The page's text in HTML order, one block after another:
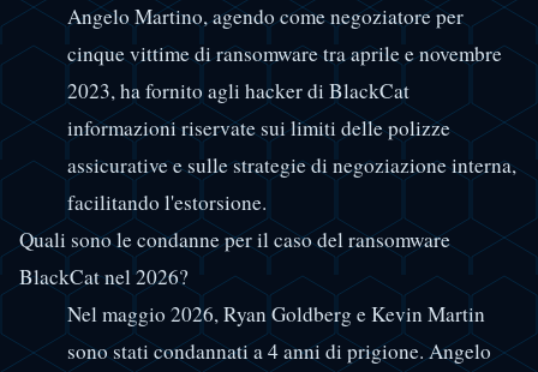
Angelo Martino, agendo come negoziatore per
cinque vittime di ransomware tra aprile e novembre
2023, ha fornito agli hacker di BlackCat
informazioni riservate sui limiti delle polizze
assicurative e sulle strategie di negoziazione interna,
facilitando l'estorsione.
Quali sono le condanne per il caso del ransomware
BlackCat nel 2026?
Nel maggio 2026, Ryan Goldberg e Kevin Martin
sono stati condannati a 4 anni di prigione. Angelo